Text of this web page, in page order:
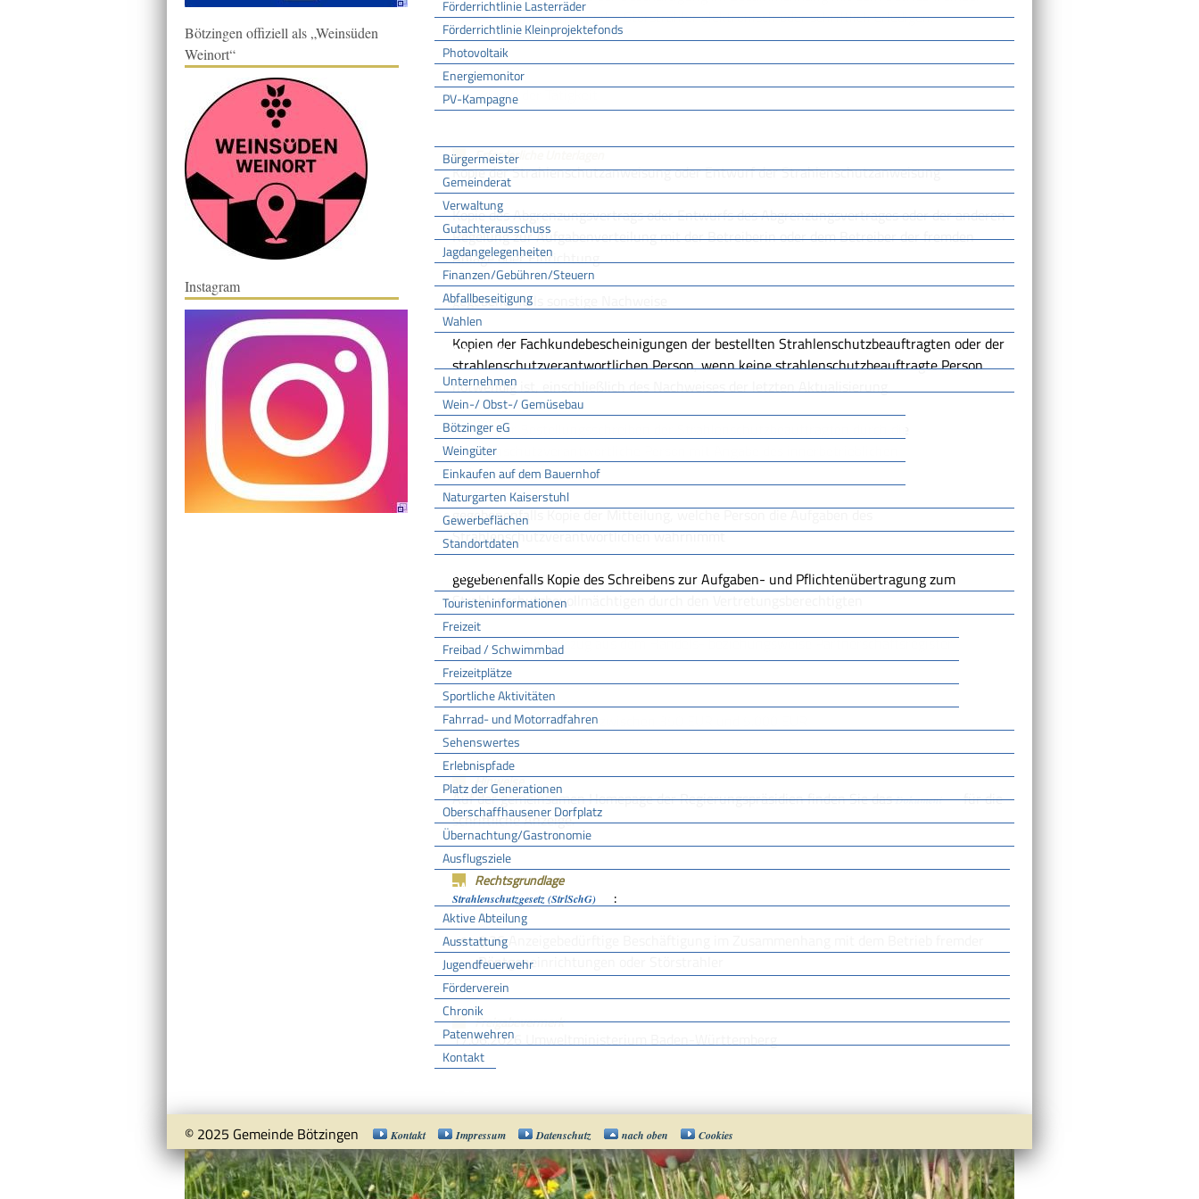
Förderrichtlinie Lasterräder
Förderrichtlinie Kleinprojektefonds
Photovoltaik
Energiemonitor
PV-Kampagne
Bürgermeister
Gemeinderat
Verwaltung
Gutachterausschuss
Jagdangelegenheiten
Finanzen/Gebühren/Steuern
Abfallbeseitigung
Wahlen
Wirtschaft
Unternehmen
Wein-/ Obst-/ Gemüsebau
Bötzinger eG
Weingüter
Einkaufen auf dem Bauernhof
Naturgarten Kaiserstuhl
Gewerbeflächen
Standortdaten
Tourismus
Touristeninformationen
Freizeit
Freibad / Schwimmbad
Freizeitplätze
Sportliche Aktivitäten
Fahrrad- und Motorradfahren
Sehenswertes
Erlebnispfade
Platz der Generationen
Oberschaffhausener Dorfplatz
Übernachtung/Gastronomie
Ausflugsziele
FFW
Aktive Abteilung
Ausstattung
Jugendfeuerwehr
Förderverein
Chronik
Patenwehren
Kontakt
Bötzingen offiziell als „Weinsüden
Weinort“
Instagram
Röntgeneinrichtungen oder Störstrahler elektronisch oder schriftlich erledigen.
Fristen
Vor Beginn der Tätigkeit
Erforderliche Unterlagen
Kopie der Strahlenschutzanweisung oder Entwurf der Strahlenschutzanweisung
Kopie des Abgrenzungsvertrags oder Entwurfs des Abgrenzungsvertrages oder der anderen
Regelung zur Aufgabenverteilungmit der Betreiberin oder dem Betreiber der fremden
Anlage oder Einrichtung
gegebenenfalls sonstige Nachweise
Kopien der Fachkundebescheinigungen der bestellten Strahlenschutzbeauftragten oder der
strahlenschutzverantwortlichen Person, wenn keine strahlenschutzbeauftragte Person
notwendig ist,einschließlich des Nachweises der letzten Aktualisierung
Kopien der Bestellungsschreiben der Strahlenschutzbeauftragten
strahlenschutzverantwortliche Person mit Angabe des innerbetrieblichen
Entscheidungsbereiches
gegebenenfalls Kopie der Mitteilung, welche Person die Aufgaben des
Strahlenschutzverantwortlichen wahrnimmt
gegebenenfalls Kopie des Schreibens zur Aufgaben- und Pflichtenübertragung zum
Strahlenschutzbevollmächtigen durch den Vertretungsberechtigten
gegebenenfalls Auszug aus dem Handels- beziehungsweise Partnerschaftsregister
Kosten
abhängig vom Einzelfall zwischen 350 EUR und 5.000 EUR
Hinweise
Auf der gemeinsamen Homepage der Regierungspräsidien finden Sie dasDokument
für die
schriftliche Anzeige.
Rechtsgrundlage
Strahlenschutzgesetz (StrlSchG)
:
§ 26 Anzeigebedürftige Beschäftigung im Zusammenhang mit dem Betrieb fremder
Röntgeneinrichtungen oder Störstrahler
Freigabevermerk
17.06.2026 Umweltministerium Baden-Württemberg
© 2025 Gemeinde Bötzingen Kontakt Impressum Datenschutz nach oben Cookies